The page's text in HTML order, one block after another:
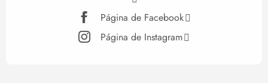
Página de Facebook
Página de Instagram